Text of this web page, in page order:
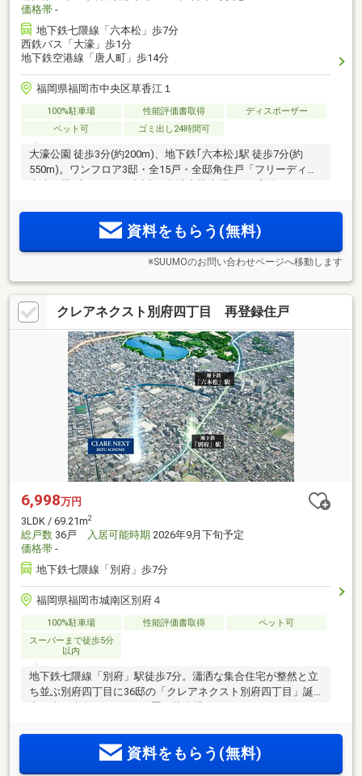
価格帯 -
地下鉄七隈線「六本松」歩7分
西鉄バス「大濠」歩1分
地下鉄空港線「唐人町」歩14分
福岡県福岡市中央区草香江１
100%駐車場 性能評価書取得
ディスポーザー
ペット可
ゴミ出し24時間可
大濠公園 徒歩3分(約200m)、地下鉄｢六本松｣駅 徒歩7分(約
550m)。ワンフロア3邸・全15戸・全邸角住戸「フリーディア
大濠公園プレミアム」誕生！敷地内駐車場100％完備。
資料をもらう(無料)
※SUUMOのお問い合わせページへ移動します
クレアネクスト別府四丁目 再登録住戸
6,998万円
3LDK / 69.21m2
総戸数 36戸 入居可能時期 2026年9月下旬予定
価格帯 -
地下鉄七隈線「別府」歩7分
福岡県福岡市城南区別府４
100%駐車場 性能評価書取得
ペット可
スーパーまで徒歩5分
以内
地下鉄七隈線「別府」駅徒歩7分。瀟洒な集合住宅が整然と立
ち並ぶ別府四丁目に36邸の「クレアネクスト別府四丁目」誕
生！全戸南向き。100％平置き駐車場。
資料をもらう(無料)